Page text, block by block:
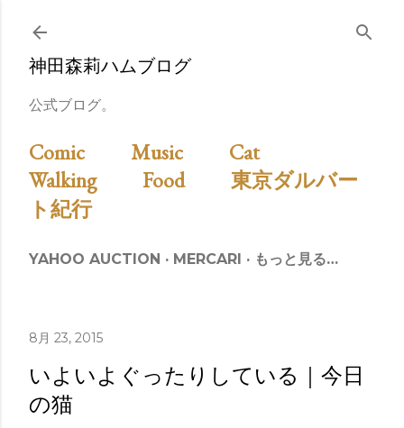
スキップしてメイン コンテンツに移動
神田森莉ハムブログ
公式ブログ。
Comic Music
Cat
Walking
Food
東京ダルバー
ト紀行
YAHOO AUCTION MERCARI もっと見る…
8月 23, 2015
いよいよぐったりしている｜今日
の猫